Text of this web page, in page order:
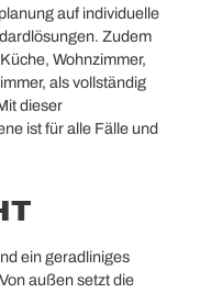
auf individuelle
Zudem
Wohnzimmer,
als vollständig
dieser
ist für alle Fälle und
ein geradliniges
außen setzt die